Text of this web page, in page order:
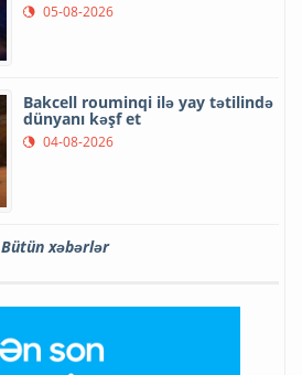
05-08-2026
Bakcell rouminqi ilə yay tətilində
dünyanı kəşf et
04-08-2026
Bütün xəbərlər